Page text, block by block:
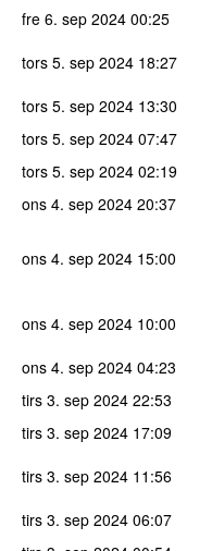
fre 6. sep 2024 00:25
tors 5. sep 2024 18:27
tors 5. sep 2024 13:30
tors 5. sep 2024 07:47
tors 5. sep 2024 02:19
ons 4. sep 2024 20:37
ons 4. sep 2024 15:00
ons 4. sep 2024 10:00
ons 4. sep 2024 04:23
tirs 3. sep 2024 22:53
tirs 3. sep 2024 17:09
tirs 3. sep 2024 11:56
tirs 3. sep 2024 06:07